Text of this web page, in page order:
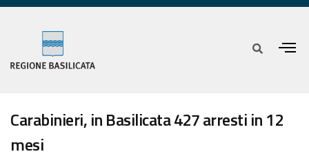
Carabinieri, in Basilicata 427 arresti in 12
mesi